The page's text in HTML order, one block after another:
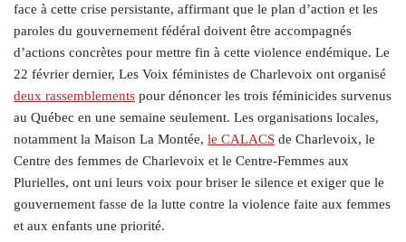
face à cette crise persistante, affirmant que le plan d’action et les
paroles du gouvernement fédéral doivent être accompagnés
d’actions concrètes pour mettre fin à cette violence endémique. Le
22 février dernier, Les Voix féministes de Charlevoix ont organisé
deux rassemblements pour dénoncer les trois féminicides survenus
au Québec en une semaine seulement. Les organisations locales,
notamment la Maison La Montée, le CALACS de Charlevoix, le
Centre des femmes de Charlevoix et le Centre-Femmes aux
Plurielles, ont uni leurs voix pour briser le silence et exiger que le
gouvernement fasse de la lutte contre la violence faite aux femmes
et aux enfants une priorité.